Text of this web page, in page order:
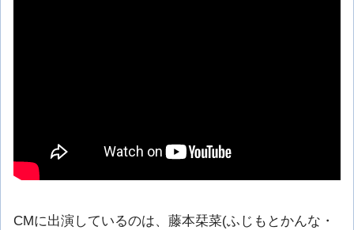
CMに出演しているのは、藤本栞菜(ふじもとかんな・